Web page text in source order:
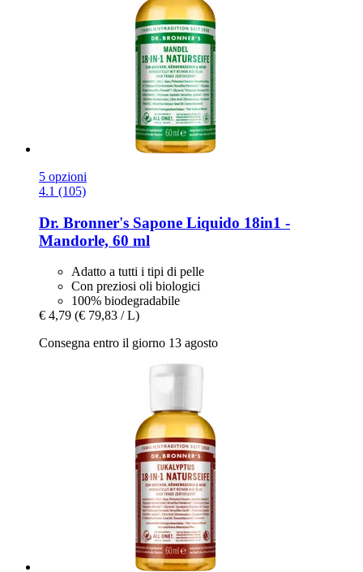
5 opzioni
4.1 (105)
Dr. Bronner's Sapone Liquido 18in1 -​
Mandorle, 60 ml
Adatto a tutti i tipi di pelle
Con preziosi oli biologici
100% biodegradabile
€ 4,79 (€ 79,83 / L)
Consegna entro il giorno 13 agosto